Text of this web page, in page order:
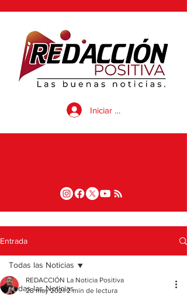
Iniciar sesión
Entrada
Todas las Noticias
Todas las Noticias
REDACCIÓN La Noticia Positiva
28 may 2021 2 min de lectura